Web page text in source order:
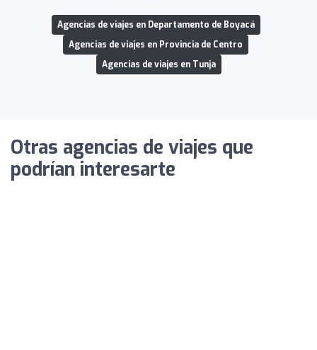
Agencias de viajes en Departamento de Boyacá
Agencias de viajes en Provincia de Centro
Agencias de viajes en Tunja
Otras agencias de viajes que
podrían interesarte